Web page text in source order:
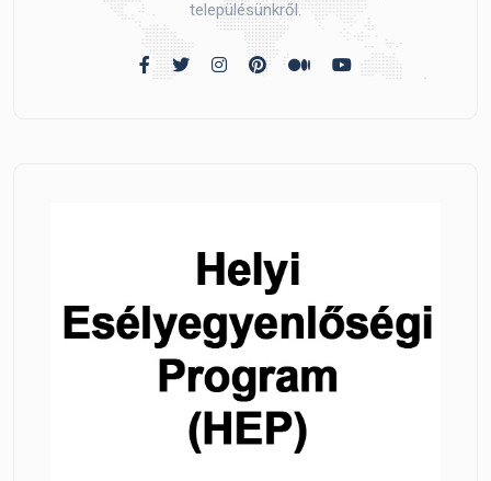
településünkről.